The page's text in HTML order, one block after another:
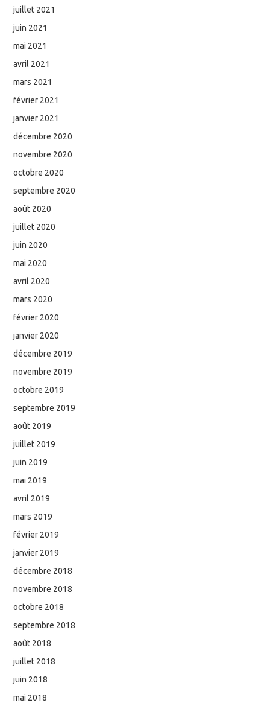
juillet 2021
juin 2021
mai 2021
avril 2021
mars 2021
février 2021
janvier 2021
décembre 2020
novembre 2020
octobre 2020
septembre 2020
août 2020
juillet 2020
juin 2020
mai 2020
avril 2020
mars 2020
février 2020
janvier 2020
décembre 2019
novembre 2019
octobre 2019
septembre 2019
août 2019
juillet 2019
juin 2019
mai 2019
avril 2019
mars 2019
février 2019
janvier 2019
décembre 2018
novembre 2018
octobre 2018
septembre 2018
août 2018
juillet 2018
juin 2018
mai 2018